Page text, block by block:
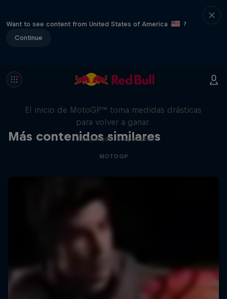
Want to see content from United States of America
?
Continue
Más contenidos similares
Marc Márquez – All In
El inicio de MotoGP™ toma medidas drásticas
para volver a ganar.
1 Temporada · 5 episodios
MOTOGP